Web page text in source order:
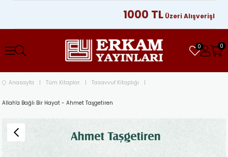
1000 TLÜzeri Alışverişlerinizde
0 0
Anasayfa Tüm Kitaplar Tasavvuf Kitaplığı
Allah'a Bağlı Bir Hayat - Ahmet Taşgetiren